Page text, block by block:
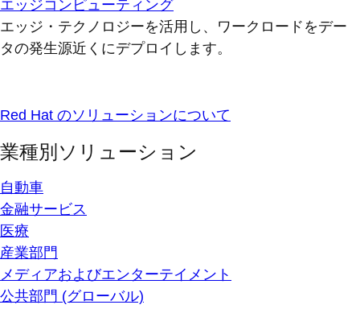
エッジコンピューティング
エッジ・テクノロジーを活用し、ワークロードをデー
タの発生源近くにデプロイします。
Red Hat のソリューションについて
業種別ソリューション
自動車
金融サービス
医療
産業部門
メディアおよびエンターテイメント
公共部門 (グローバル)